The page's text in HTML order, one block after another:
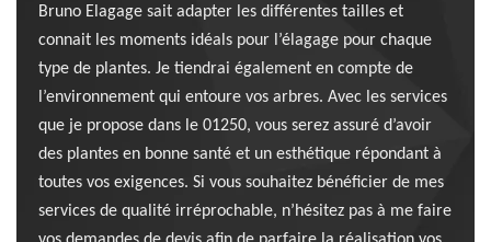
Bruno Elagage sait adapter les différentes tailles et
connait les moments idéals pour l’élagage pour chaque
type de plantes. Je tiendrai également en compte de
l’environnement qui entoure vos arbres. Avec les services
que je propose dans le 01250, vous serez assuré d’avoir
des plantes en bonne santé et un esthétique répondant à
toutes vos exigences. Si vous souhaitez bénéficier de mes
services de qualité irréprochable, n’hésitez pas à me faire